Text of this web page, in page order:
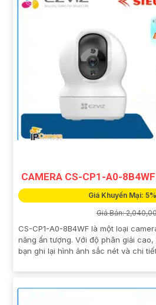
CAMERA CS-CP1-A0-
Giá Khuyến Mại:
Giá Bán:
CS-CP1-A0-8B4WF là một loại
năng ấn tượng. Với độ phân giải
bạn ghi lại hình ảnh sắc nét và chi